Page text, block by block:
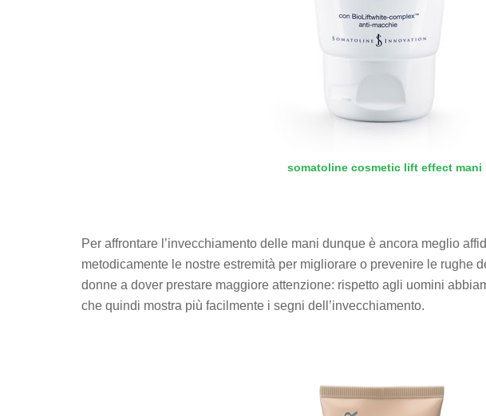
somatoline cosmetic lift effect mani
Per affrontare l’invecchiamento delle mani dunque è ancora meglio
metodicamente le nostre estremità per migliorare o prevenire le rughe
donne a dover prestare maggiore attenzione: rispetto agli uomini
che quindi mostra più facilmente i segni dell’invecchiamento.